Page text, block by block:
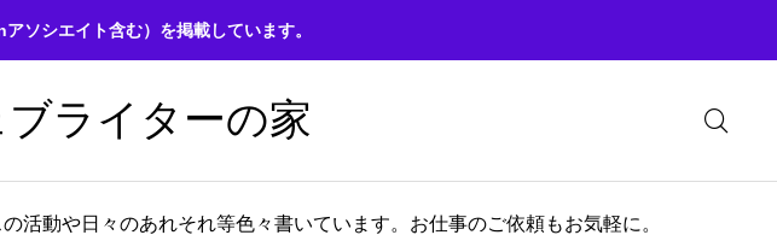
ソシエイト含む）を掲載しています。
ライターの家
動や日々のあれそれ等色々書いています。お仕事のご依頼もお気軽に。